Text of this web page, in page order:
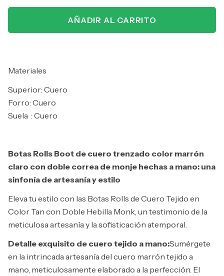
AÑADIR AL CARRITO
Materiales
Superior: Cuero
Forro: Cuero
Suela : Cuero
Botas Rolls Boot de cuero trenzado color marrón
claro con doble correa de monje hechas a mano: una
sinfonía de artesanía y estilo
Eleva tu estilo con las Botas Rolls de Cuero Tejido en
Color Tan con Doble Hebilla Monk, un testimonio de la
meticulosa artesanía y la sofisticación atemporal.
Detalle exquisito de cuero tejido a mano:Sumérgete
en la intrincada artesanía del cuero marrón tejido a
mano, meticulosamente elaborado a la perfección. El